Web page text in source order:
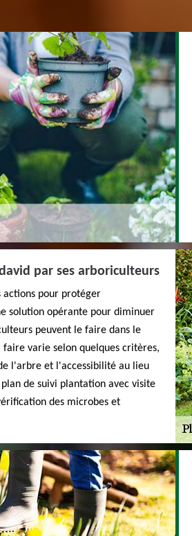
par ses arboriculteurs
actions pour protéger
solution opérante pour diminuer
peuvent le faire dans le
faire varie selon quelques critères,
l'arbre et l'accessibilité au lieu
de suivi plantation avec visite
des microbes et